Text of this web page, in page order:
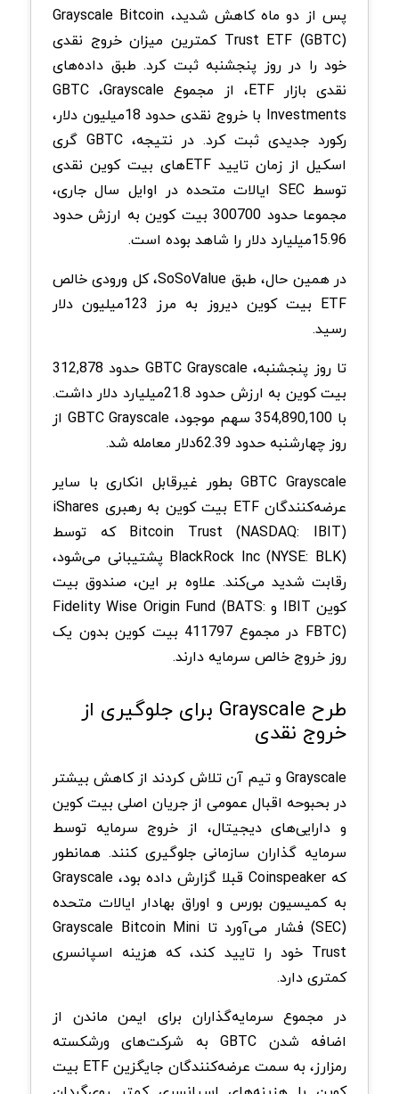
پس از دو ماه کاهش شدید، Grayscale Bitcoin
Trust ETF (GBTC) کمترین میزان خروج نقدی
خود را در روز پنجشنبه ثبت کرد. طبق داده‌های
نقدی بازار ETF، از مجموع GBTC ،Grayscale
Investments با خروج نقدی حدود 18‌میلیون دلار،
رکورد جدیدی ثبت کرد. در نتیجه، GBTC گری
اسکیل از زمان تایید ETF‌های بیت کوین نقدی
توسط SEC ایالات متحده در اوایل سال جاری،
مجموعا حدود 300700 بیت کوین به ارزش حدود
15.96‌میلیارد دلار را شاهد بوده است.
در همین حال، طبق SoSoValue، کل ورودی خالص
ETF بیت کوین دیروز به مرز 123‌میلیون دلار
رسید.
تا روز پنجشنبه، GBTC Grayscale حدود 312,878
بیت کوین به ارزش حدود 21.8‌میلیارد دلار داشت.
با 354,890,100 سهم موجود، GBTC Grayscale از
روز چهارشنبه حدود 62.39‌دلار معامله شد.
GBTC Grayscale بطور غیرقابل انکاری با سایر
عرضه‌کنندگان ETF بیت کوین به رهبری iShares
Bitcoin Trust (NASDAQ: IBIT) که توسط
BlackRock Inc (NYSE: BLK) پشتیبانی می‌شود،
رقابت شدید می‌کند. علاوه بر این، صندوق بیت
کوین IBIT و Fidelity Wise Origin Fund (BATS:
FBTC) در مجموع 411797 بیت کوین بدون یک
روز خروج خالص سرمایه دارند.
طرح Grayscale برای جلوگیری از
خروج نقدی
Grayscale و تیم آن تلاش کردند از کاهش بیشتر
در بحبوحه اقبال عمومی از جریان اصلی بیت کوین
و دارایی‌های دیجیتال، از خروج سرمایه توسط
سرمایه گذاران سازمانی جلوگیری کنند. همانطور
که Coinspeaker قبلا گزارش داده بود، Grayscale
به کمیسیون بورس و اوراق بهادار ایالات متحده
(SEC) فشار می‌آورد تا Grayscale Bitcoin Mini
Trust خود را تایید کند، که هزینه اسپانسری
کمتری دارد.
در مجموع سرمایه‌گذاران برای ایمن ماندن از
اضافه شدن GBTC به شرکت‌های ورشکسته
رمزارز، به سمت عرضه‌کنندگان جایگزین ETF بیت